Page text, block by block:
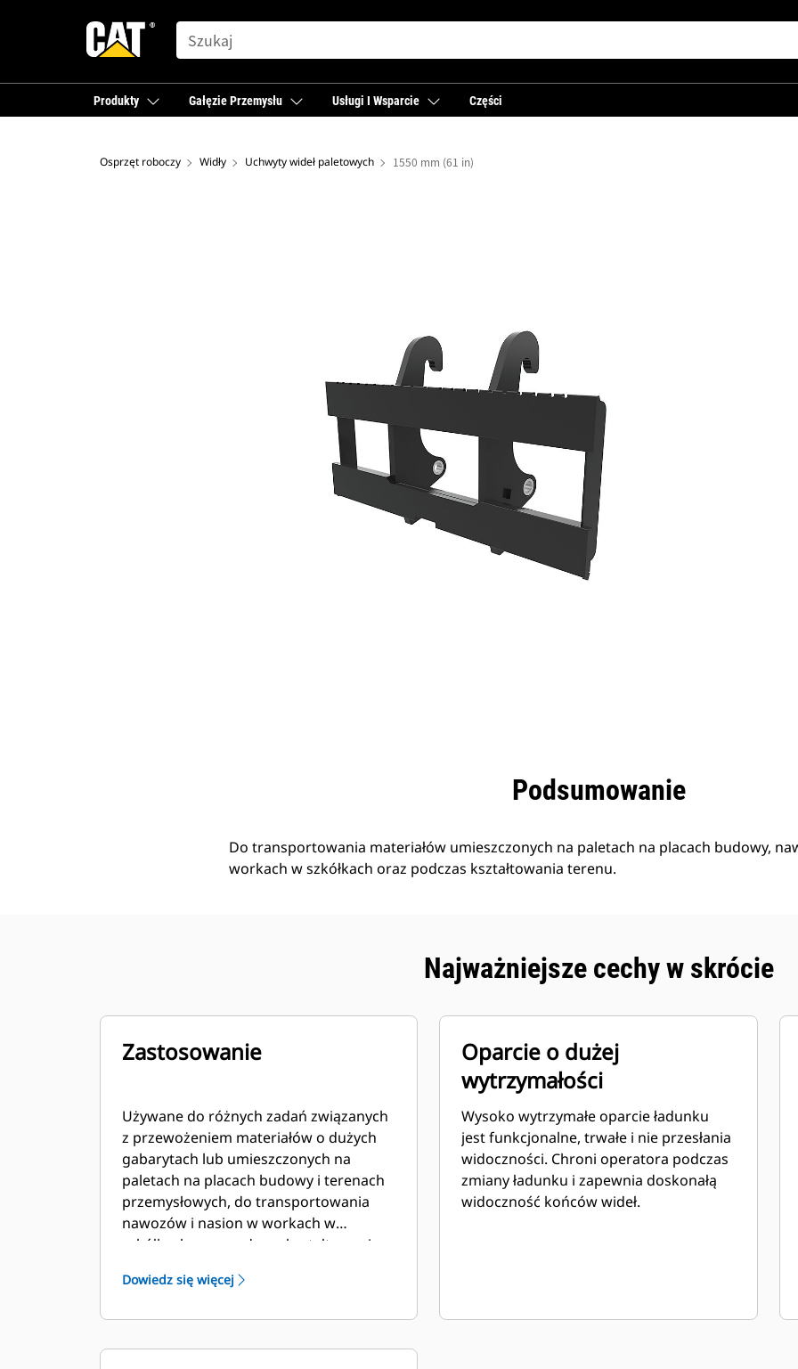
SEARCH
Produkty Gałęzie Przemysłu Usługi I Wsparcie Części
Osprzęt roboczy Widły Uchwyty wideł paletowych 1550 mm (61 in)
Podsumowanie
Do transportowania materiałów umieszczonych na paletach na placach budowy,
workach w szkółkach oraz podczas kształtowania terenu.
Najważniejsze cechy w skrócie
Zastosowanie
Używane do różnych zadań związanych
z przewożeniem materiałów o dużych
gabarytach lub umieszczonych na
paletach na placach budowy i terenach
przemysłowych, do transportowania
nawozów i nasion w workach w
szkółkach oraz podczas kształtowania
podobnych zadań.
Dowiedz się więcej
Oparcie o dużej
wytrzymałości
Wysoko wytrzymałe oparcie ładunku
jest funkcjonalne, trwałe i nie przesłania
widoczności. Chroni operatora podczas
zmiany ładunku i zapewnia doskonałą
widoczność końców wideł.